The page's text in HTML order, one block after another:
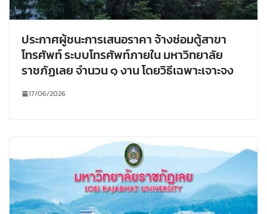
ประกาศผู้ชนะการเสนอราคา จ้างซ่อมตู้สาขา
โทรศัพท์ ระบบโทรศัพท์ภายใน มหาวิทยาลัย
ราชภัฏเลย จำนวน ๑ งาน โดยวิธีเฉพาะเจาะจง
17/06/2026